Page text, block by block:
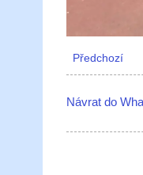
Předchozí
Návrat do